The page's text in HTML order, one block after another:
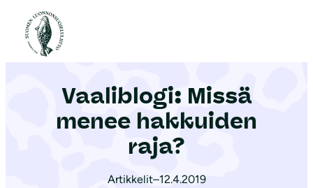
Etusivu
Vaaliblogi: Missä
menee hakkuiden
raja?
Artikkelit–12.4.2019